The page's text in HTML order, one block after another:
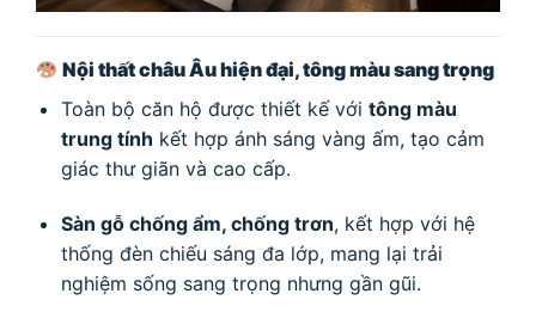
Nội thất châu Âu hiện đại, tông màu sang trọng
Toàn bộ căn hộ được thiết kế với tông màu
trung tính kết hợp ánh sáng vàng ấm, tạo cảm
giác thư giãn và cao cấp.
Sàn gỗ chống ẩm, chống trơn, kết hợp với hệ
thống đèn chiếu sáng đa lớp, mang lại trải
nghiệm sống sang trọng nhưng gần gũi.